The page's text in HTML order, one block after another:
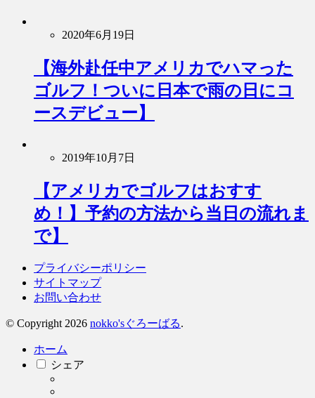
2020年6月19日
【海外赴任中アメリカでハマった
ゴルフ！ついに日本で雨の日にコ
ースデビュー】
2019年10月7日
【アメリカでゴルフはおすす
め！】予約の方法から当日の流れま
で】
プライバシーポリシー
サイトマップ
お問い合わせ
© Copyright 2026 nokko'sぐろーばる.
ホーム
シェア